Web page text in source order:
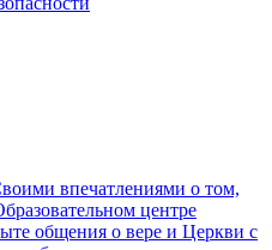
впечатлениями о том,
центре
общения о вере и Церкви с